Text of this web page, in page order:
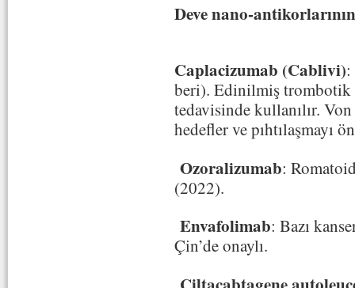
Deve nano-
Caplacizumab (Cablivi):
beri). Edinilmiş
tedavisinde kullanılır.
hedefler ve pıhtılaşmayı
Ozoralizumab:
(2022).
Envafolimab: Bazı
Çin’de onaylı.